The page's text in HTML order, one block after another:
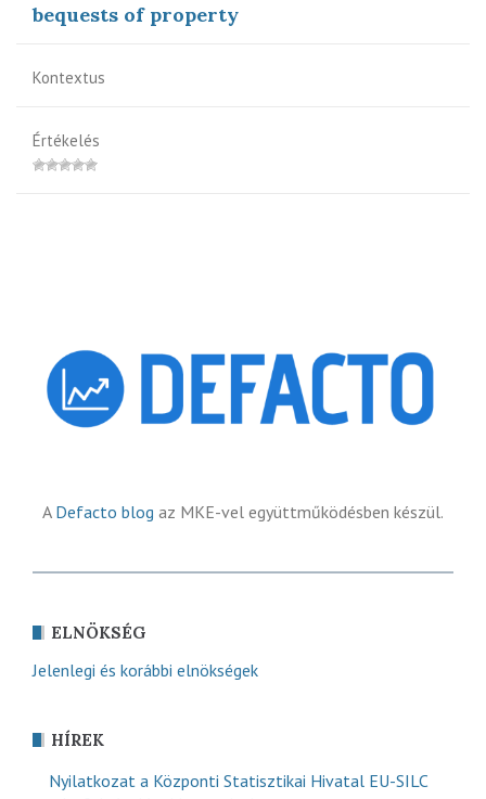
bequests of property
Kontextus
Értékelés
A Defacto blog az MKE-vel együttműködésben készül.
ELNÖKSÉG
Jelenlegi és korábbi elnökségek
HÍREK
Nyilatkozat a Központi Statisztikai Hivatal EU-SILC